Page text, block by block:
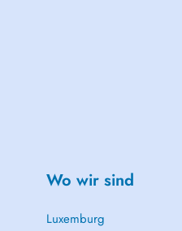
Wo wir sind
Luxemburg